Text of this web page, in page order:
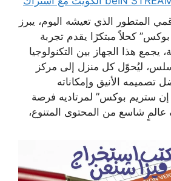
المتطور الذي تعيشه اليوم، يبرز
كحلاً مبتكرًا يقدم تجربة
هذا الجهاز بين التكنولوجيا
ليُحوّل كل منزل إلى مركز
تصميمه الأنيق وإمكاناته
إن ستريم بوكس” لمرتاديه فرصة
عالمٍ شاسع من المحتوى المتنوع،